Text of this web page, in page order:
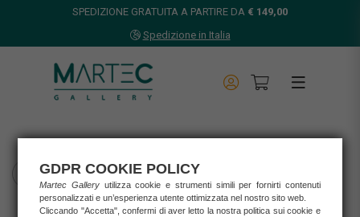
SPEDIZIONE GRATUITA A PARTIRE DA € 149,00
Spedizione in Italia
TORNA INDIETRO
Home
GDPR COOKIE POLICY
Martec Gallery utilizza cookie e strumenti simili per fornirti contenuti
personalizzati e un’esperienza utente ottimizzata nel nostro sito web.
Cliccando "Accetta", confermi di aver letto la nostra politica sui cookie e